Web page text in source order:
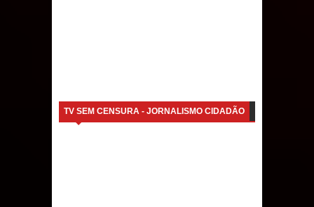
TV SEM CENSURA - JORNALISMO CIDADÃO